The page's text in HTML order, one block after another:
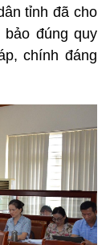
tỉnh đã cho
đúng quy
chính đáng